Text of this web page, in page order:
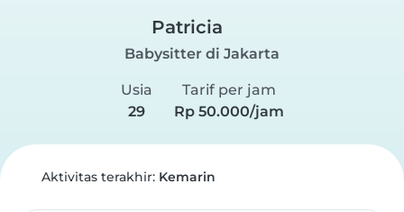
Patricia
Babysitter di Jakarta
Usia
29
Tarif per jam
Rp 50.000/jam
Aktivitas terakhir: Kemarin